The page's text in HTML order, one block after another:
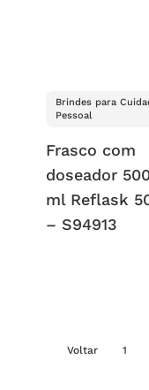
Brindes para
Pessoal
Frasco com
doseador
ml Reflask
– S94913
Voltar 1